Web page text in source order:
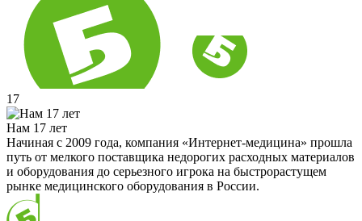
17
Нам 17 лет
Начиная с 2009 года, компания «Интернет-медицина» прошла
путь от мелкого поставщика недорогих расходных материалов
и оборудования до серьезного игрока на быстрорастущем
рынке медицинского оборудования в России.